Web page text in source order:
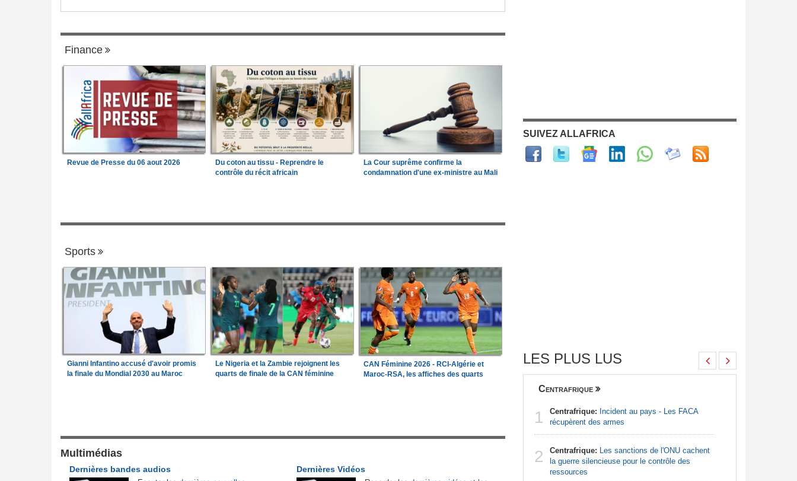
Finance
Revue de Presse du 06 aout 2026
Du coton au tissu - Reprendre le
contrôle du récit africain
La Cour suprême confirme la
condamnation d'une ex-ministre au Mali
Sports
Gianni Infantino accusé d'avoir promis
la finale du Mondial 2030 au Maroc
Le Nigeria et la Zambie rejoignent les
quarts de finale de la CAN féminine
CAN Féminine 2026 - RCI-Algérie et
Maroc-RSA, les affiches des quarts
Multimédias
Dernières Vidéos
Dernières bandes audios
SUIVEZ ALLAFRICA
LES PLUS LUS
en liquidation,
2
Centrafrique
1 Centrafrique: Incident au pays - Les FACA
récupèrent des armes
2 Centrafrique: Les sanctions de l'ONU cachent
la guerre silencieuse pour le contrôle des
ressources